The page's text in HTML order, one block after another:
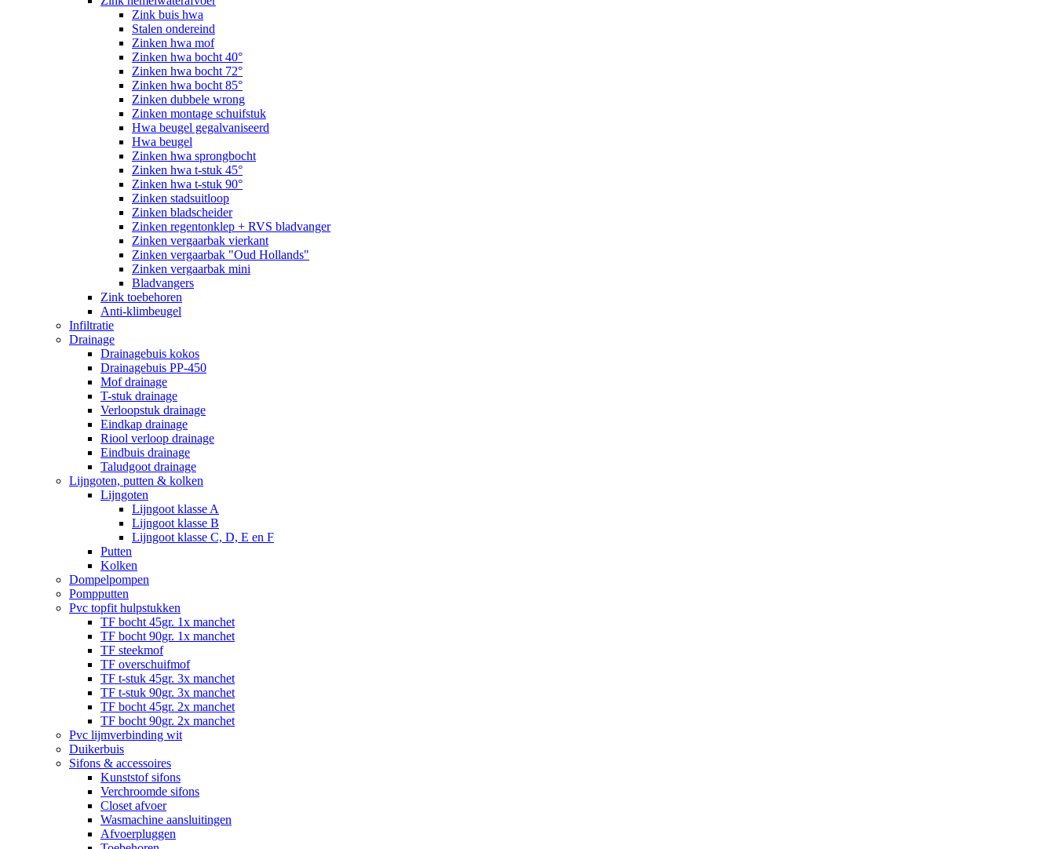
Zink buis hwa
Stalen ondereind
Zinken hwa mof
Zinken hwa bocht 40°
Zinken hwa bocht 72°
Zinken hwa bocht 85°
Zinken dubbele wrong
Zinken montage schuifstuk
Hwa beugel gegalvaniseerd
Hwa beugel
Zinken hwa sprongbocht
Zinken hwa t-stuk 45°
Zinken hwa t-stuk 90°
Zinken stadsuitloop
Zinken bladscheider
Zinken regentonklep + RVS bladvanger
Zinken vergaarbak vierkant
Zinken vergaarbak "Oud Hollands"
Zinken vergaarbak mini
Bladvangers
Zink toebehoren
Anti-klimbeugel
Infiltratie
Drainage
Drainagebuis kokos
Drainagebuis PP-450
Mof drainage
T-stuk drainage
Verloopstuk drainage
Eindkap drainage
Riool verloop drainage
Eindbuis drainage
Taludgoot drainage
Lijngoten, putten & kolken
Lijngoten
Lijngoot klasse A
Lijngoot klasse B
Lijngoot klasse C, D, E en F
Putten
Kolken
Dompelpompen
Pompputten
Pvc topfit hulpstukken
TF bocht 45gr. 1x manchet
TF bocht 90gr. 1x manchet
TF steekmof
TF overschuifmof
TF t-stuk 45gr. 3x manchet
TF t-stuk 90gr. 3x manchet
TF bocht 45gr. 2x manchet
TF bocht 90gr. 2x manchet
Pvc lijmverbinding wit
Duikerbuis
Sifons & accessoires
Kunststof sifons
Verchroomde sifons
Closet afvoer
Wasmachine aansluitingen
Afvoerpluggen